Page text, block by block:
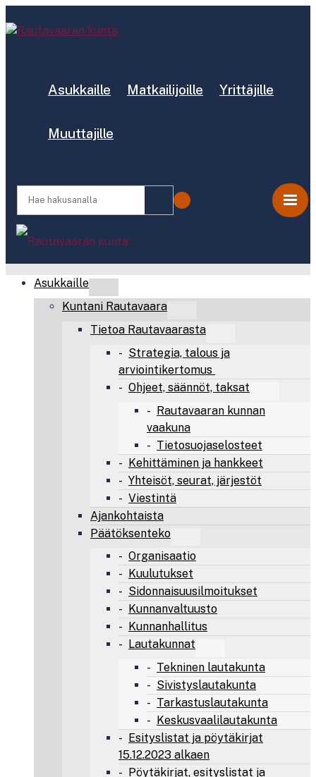
Asukkaille Matkailijoille Yrittäjille
Muuttajille
Asukkaille
Kuntani Rautavaara
Tietoa Rautavaarasta
Strategia, talous ja
arviointikertomus
Ohjeet, säännöt, taksat
Rautavaaran kunnan
vaakuna
Tietosuojaselosteet
Kehittäminen ja hankkeet
Yhteisöt, seurat, järjestöt
Viestintä
Ajankohtaista
Päätöksenteko
Organisaatio
Kuulutukset
Sidonnaisuusilmoitukset
Kunnanvaltuusto
Kunnanhallitus
Lautakunnat
Tekninen lautakunta
Sivistyslautakunta
Tarkastuslautakunta
Keskusvaalilautakunta
Esityslistat ja pöytäkirjat
15.12.2023 alkaen
Pöytäkirjat, esityslistat ja